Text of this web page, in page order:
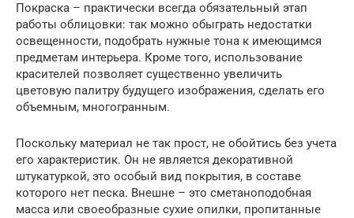
Покраска – практически всегда обязательный этап
работы облицовки: так можно обыграть недостатки
освещенности, подобрать нужные тона к имеющимся
предметам интерьера. Кроме того, использование
красителей позволяет существенно увеличить
цветовую палитру будущего изображения, сделать его
объемным, многогранным.
Поскольку материал не так прост, не обойтись без учета
его характеристик. Он не является декоративной
штукатуркой, это особый вид покрытия, в составе
которого нет песка. Внешне – это сметаноподобная
масса или своеобразные сухие опилки, пропитанные